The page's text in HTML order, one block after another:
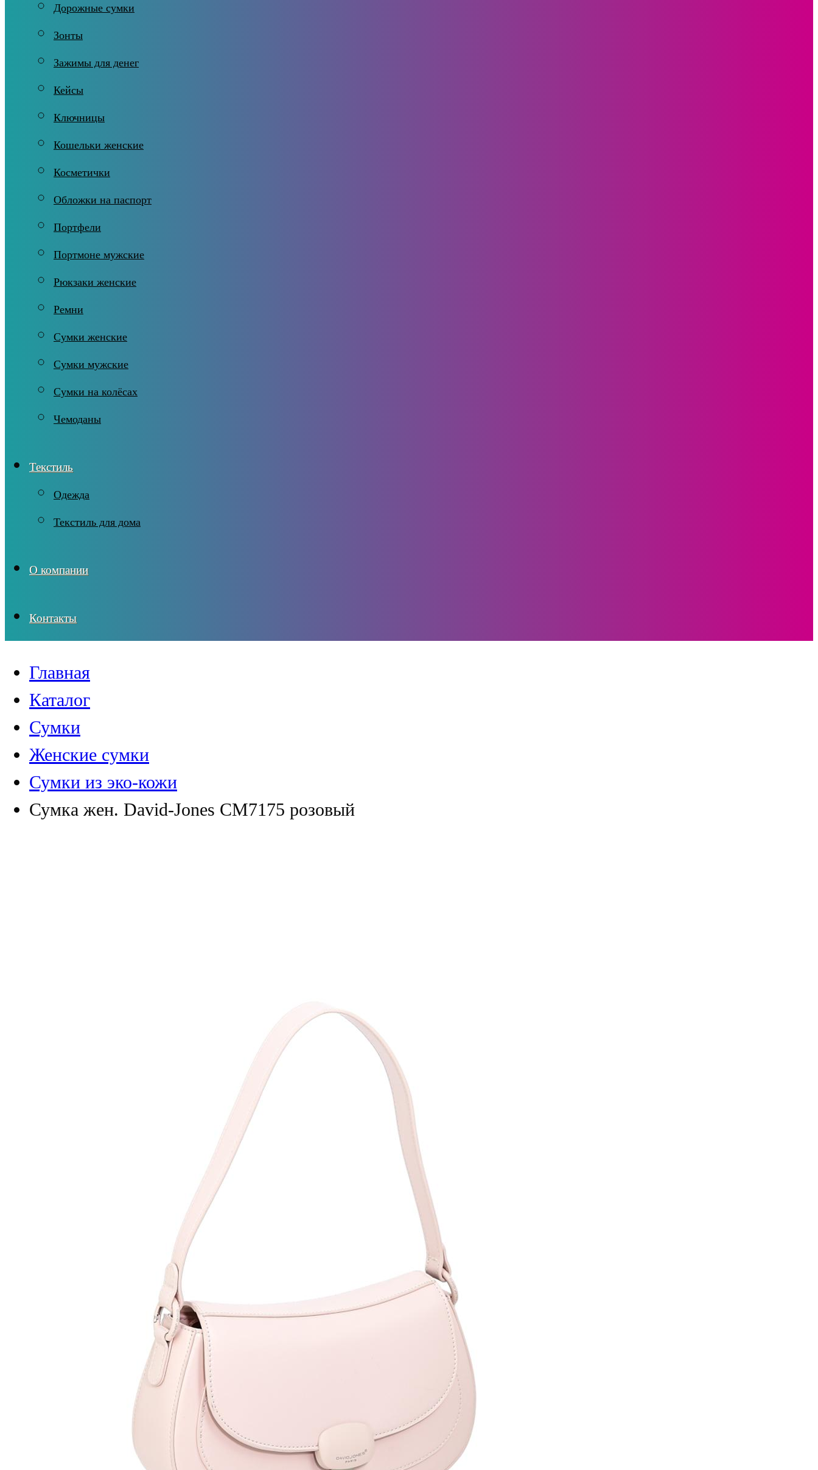
Дорожные сумки
Зонты
Зажимы для денег
Кейсы
Ключницы
Кошельки женские
Косметички
Обложки на паспорт
Портфели
Портмоне мужские
Рюкзаки женские
Ремни
Сумки женские
Сумки мужские
Сумки на колёсах
Чемоданы
Текстиль
Одежда
Текстиль для дома
О компании
Контакты
Главная
Каталог
Сумки
Женские сумки
Сумки из эко-кожи
Сумка жен. David-Jones СМ7175 розовый